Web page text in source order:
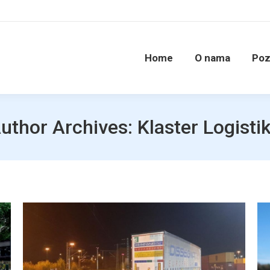
Home O nama
Archives: Klaster